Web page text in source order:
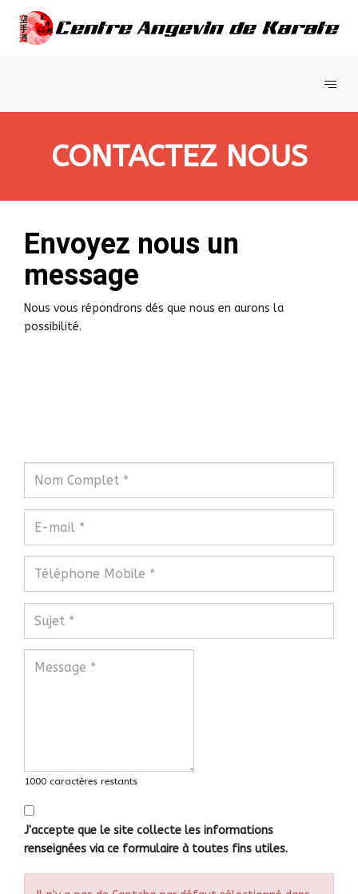
CONTACTEZ NOUS
Envoyez nous un
message
Nous vous répondrons dés que nous en aurons la
possibilité.
1000 caractères restants
J'accepte que le site collecte les informations
renseignées via ce formulaire à toutes fins utiles.